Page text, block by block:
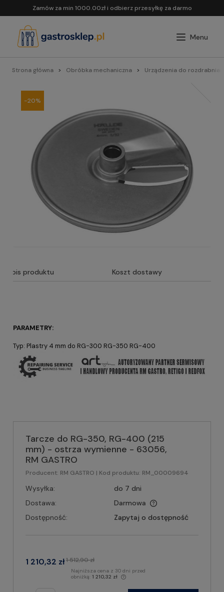
Zamów za min 1000.00zł i odbierz przesyłkę za darmo
Strona główna Obróbka mechaniczna Urządzenia do
-20%
Opis produktu Koszt dostawy
PARAMETRY:
Typ: Plastry 4 mm do RG-300 RG-350 RG-400
Tarcze do RG-350, RG-400 (215
mm) - ostrza wymienne - 63056,
RM GASTRO
Producent: RM GASTRO | Kod produktu: RM_00009694
Wysyłka:
do 7 dni
Dostawa:
Darmowa
Dostępność:
Zapytaj o dostępność
1 210,32 zł1 512,90 zł
Najniższa cena z 30 dni przed
obniżką: 1 210,32 zł